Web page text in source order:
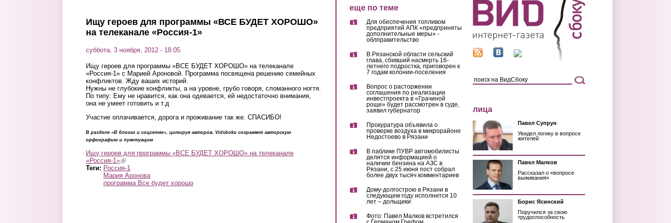
Ищу героев для программы «ВСЕ БУДЕТ ХОРОШО»
на телеканале «Россия-1»
суббота, 3 ноября, 2012 - 18:05
Ищу героев для программы «ВСЕ БУДЕТ ХОРОШО» на телеканале
«Россия-1» с Марией Ароновой. Программа посвящена решению семейных
конфликтов. Жду ваших историй.
Нужны не глубокие конфликты, а на уровне, грубо говоря, сломанного ногтя.
По типу: Ему не нравится, как она одевается, ей недостаточно внимания,
она не умеет готовить и т.д
Участие оплачивается, дорога и проживание так же. СПАСИБО!
В разделе «В блогах и соцсетях», цитируя авторов, Vidsboku сохраняет авторскую
орфографию и пунктуацию
Ищу героев для программы «ВСЕ БУДЕТ ХОРОШО» на телеканале
«Россия-1»(link is external)
Теги: Россия-1
Мария Аронова
программа Все будет хорошо
еще по теме
Для обеспечения топливом
предприятий АПК «предприняты
дополнительные меры» -
облправительство
В Рязанской области сельский
глава, сбивший насмерть 16-
летнего подростка, приговорен к
7 годам колонии-поселения
Вопрос о расторжении
соглашения по реализации
инвестпроекта в «Грачиной
роще» будет рассмотрен в суде,
заявил губернатор
Прокуратура объявила о
проверке воздуха в микрорайоне
Недостоево в Рязани
В паблике ПУВР автомобилисты
делятся информацией о
наличии бензина на АЗС в
Рязани, с 25 июня пост собрал
более двух тысяч комментариев
Дому-долгострою в Рязани в
следующем году исполнится 10
лет – дольщики
Фото: Павел Малков встретился
лица
Павел Супрун
Увидел логику в вопросе
жителей
Павел Малков
Рассказал о «вопросе
выживания»
Борис Ясинский
Поручился за свою
трудоспособность